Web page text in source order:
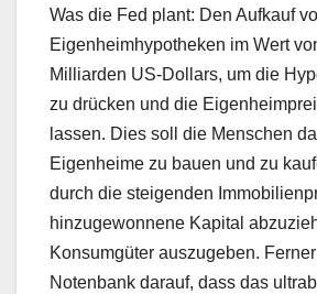
Was die Fed plant: Den Aufkauf
Eigenheimhypotheken im Wert
Milliarden US-Dollars, um die
zu drücken und die
lassen. Dies soll die Menschen
Eigenheime zu bauen und zu
durch die steigenden
hinzugewonnene Kapital
Konsumgüter auszugeben.
Notenbank darauf, dass das